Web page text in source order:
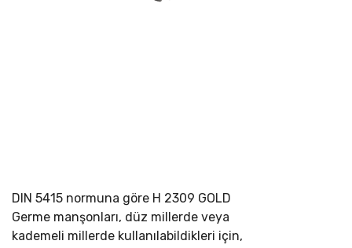
DIN 5415 normuna göre H 2309 GOLD
Germe manşonları, düz millerde veya
kademeli millerde kullanılabildikleri için,